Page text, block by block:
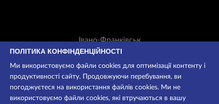
Івано-Франківськ
Незалежності, 42
Вт-Нд: 11:00-18:30
Каса:+38 050 535 13 00
Для довідок:+38 050 535 13 00
ПОЛІТИКА КОНФІНДЕНЦІЙНОСТІ
Ми використовуємо файли cookies для оптимізації контенту і
продуктивності сайту. Продовжуючи перебування, ви
погоджуєтеся на використання файлів cookies. Ми не
використовуємо файли cookies, які втручаються в вашу